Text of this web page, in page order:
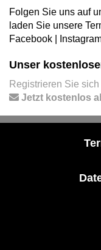
Folgen Sie uns auf
laden Sie unsere
Facebook
Unser
Registrieren Sie
Jetzt kostenlos